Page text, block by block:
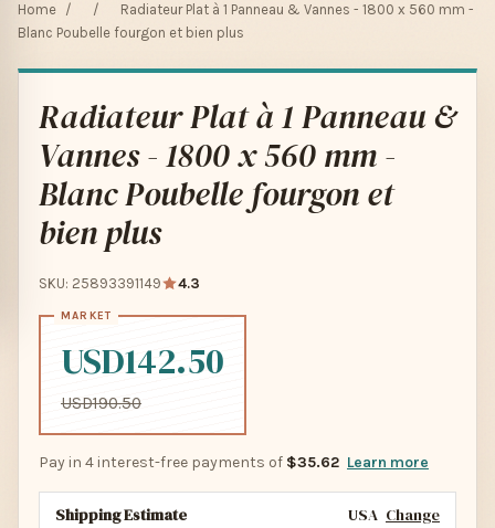
Home / /
Radiateur Plat à 1 Panneau & Vannes - 1800 x 560 mm -
Blanc Poubelle fourgon et bien plus
Radiateur Plat à 1 Panneau &
Vannes - 1800 x 560 mm -
Blanc Poubelle fourgon et
bien plus
SKU: 25893391149 4.3
USD142.50
USD190.50
Pay in 4 interest-free payments of $35.62 Learn more
Shipping Estimate USA Change